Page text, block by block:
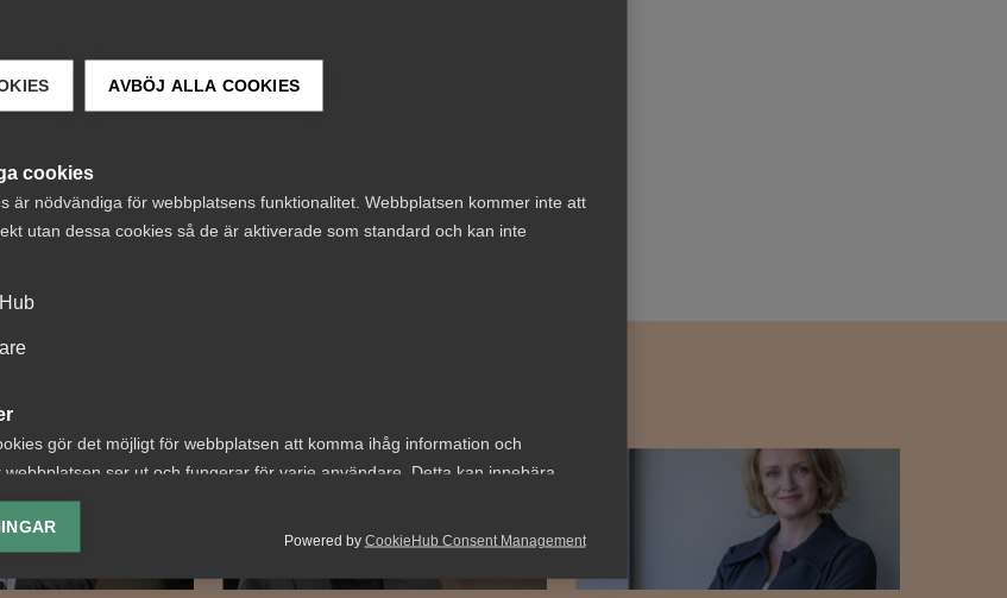
AVBÖJ ALLA COOKIES
cookies
är nödvändiga för webbplatsens funktionalitet. Webbplatsen kommer inte att
utan dessa cookies så de är aktiverade som standard och kan inte
gör det möjligt för webbplatsen att komma ihåg information och
webbplatsen ser ut och fungerar för varje användare. Detta kan innebära
valuta, region, språk eller färgschema.
hjälper oss förbättra webbplatsen genom att samla och rapportera
Powered by CookieHub Consent Management
skapar vi en bra arbetsmarknad: under
i samtal mellan företagare och
ca 130 avtal, flest av alla